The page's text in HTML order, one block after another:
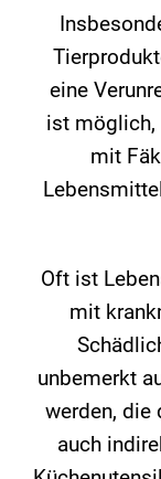
eine
ist möglich,
mit
Oft ist
mit
unbemerkt
werden, die
auch